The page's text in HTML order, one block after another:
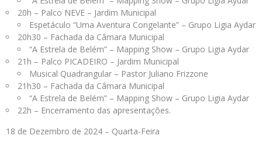
20h – Palco NEVE – Jardim Municipal
Espetáculo “Uma Aventura Congelante” – Grupo Ligia Aydar
20h30 – Fachada da Câmara Municipal
“A Estrela de Belém” – Mapping Show – Grupo Ligia Aydar
21h – Palco PICADEIRO – Jardim Municipal
Musical Quadrangular – Pastor Juliano Frizzone
21h30 – Fachada da Câmara Municipal
“A Estrela de Belém” – Mapping Show – Grupo Ligia Aydar
22h – Encerramento das apresentações.
18 de Dezembro de 2024 – Quarta-Feira